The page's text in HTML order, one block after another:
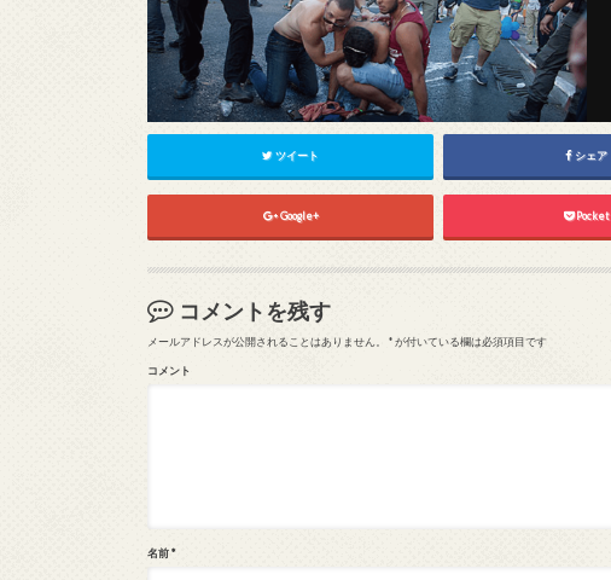
ツイート シェア
Google+ Pocket
コメントを残す
メールアドレスが公開されることはありません。 * が付いている欄は必須項目です
コメント
名前 *